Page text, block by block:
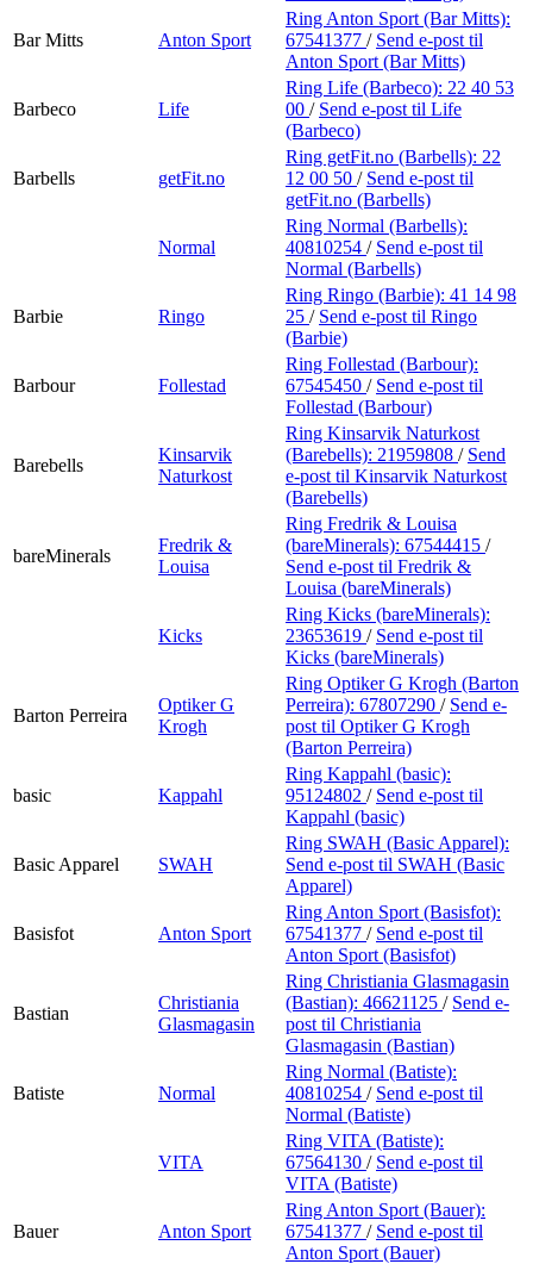
Bar Mitts Anton Sport
Ring Anton Sport (Bar Mitts):
67541377 / Send e-post til
Anton Sport (Bar Mitts)
Barbeco Life
Ring Life (Barbeco): 22 40 53
00 / Send e-post til Life
(Barbeco)
Barbells getFit.no
Ring getFit.no (Barbells): 22
12 00 50 / Send e-post til
getFit.no (Barbells)
Normal
Ring Normal (Barbells):
40810254 / Send e-post til
Normal (Barbells)
Barbie Ringo
Ring Ringo (Barbie): 41 14 98
25 / Send e-post til Ringo
(Barbie)
Barbour Follestad
Ring Follestad (Barbour):
67545450 / Send e-post til
Follestad (Barbour)
Barebells
Kinsarvik
Naturkost
Ring Kinsarvik Naturkost
(Barebells): 21959808 / Send
e-post til Kinsarvik Naturkost
(Barebells)
bareMinerals
Fredrik &
Louisa
Ring Fredrik & Louisa
(bareMinerals): 67544415 /
Send e-post til Fredrik &
Louisa (bareMinerals)
Kicks
Ring Kicks (bareMinerals):
23653619 / Send e-post til
Kicks (bareMinerals)
Barton Perreira
Optiker G
Krogh
Ring Optiker G Krogh (Barton
Perreira): 67807290 / Send e-
post til Optiker G Krogh
(Barton Perreira)
basic Kappahl
Ring Kappahl (basic):
95124802 / Send e-post til
Kappahl (basic)
Basic Apparel SWAH
Ring SWAH (Basic Apparel):
Send e-post til SWAH (Basic
Apparel)
Basisfot Anton Sport
Ring Anton Sport (Basisfot):
67541377 / Send e-post til
Anton Sport (Basisfot)
Bastian
Christiania
Glasmagasin
Ring Christiania Glasmagasin
(Bastian): 46621125 / Send e-
post til Christiania
Glasmagasin (Bastian)
Batiste Normal
Ring Normal (Batiste):
40810254 / Send e-post til
Normal (Batiste)
VITA
Ring VITA (Batiste):
67564130 / Send e-post til
VITA (Batiste)
Bauer Anton Sport
Ring Anton Sport (Bauer):
67541377 / Send e-post til
Anton Sport (Bauer)